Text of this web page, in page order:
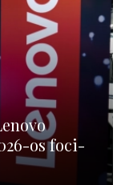
os foci-